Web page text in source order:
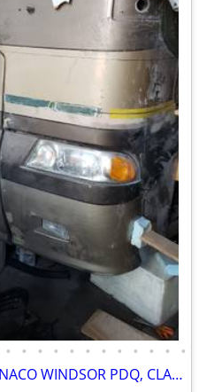
• • • • • • • • • • • •
MOTORHOME, 2005 RV, MONACO WINDSOR PDQ, CLASS A